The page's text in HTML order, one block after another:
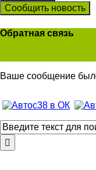
Сообщить новость
Обратная связь
Ваше сообщение